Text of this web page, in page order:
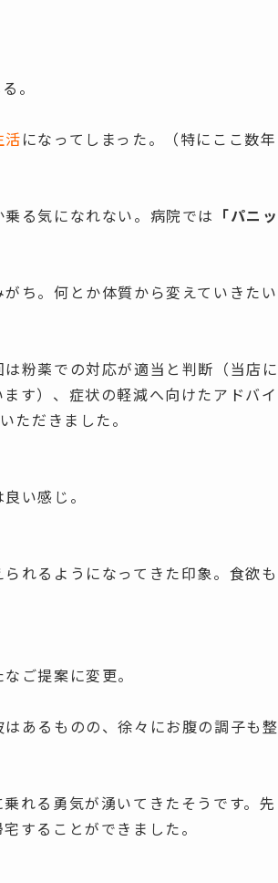
。
活になってしまった。（特にここ数年
る気になれない。病院では 「パニッ
ち。何とか体質から変えていきたい
粉薬での対応が適当と判断（当店に
す）、症状の軽減へ向けたアドバイ
ただきました。
い感じ。
れるようになってきた印象。食欲も
ご提案に変更。
あるものの、徐々にお腹の調子も整
れる勇気が湧いてきたそうです。先
することができました。